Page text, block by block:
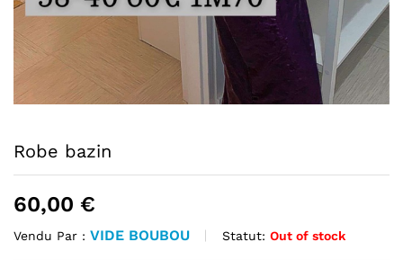
Robe bazin
60,00 €
Vendu Par : VIDE BOUBOU Statut: Out of stock